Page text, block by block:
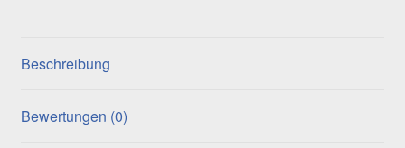
Beschreibung
Bewertungen (0)